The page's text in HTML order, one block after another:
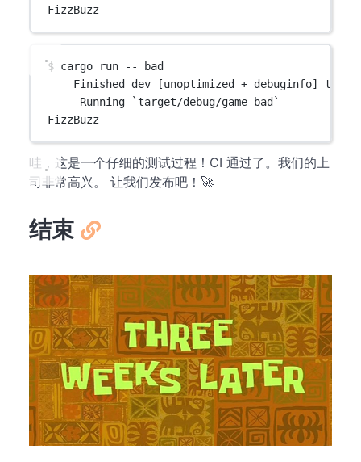
FizzBuzz
$ cargo run -- bad
Finished dev [unoptimized + debuginfo]
Running `target/debug/game bad`
FizzBuzz
哇，这是一个仔细的测试过程！CI 通过了。我们的上
司非常高兴。 让我们发布吧！🚀
结束